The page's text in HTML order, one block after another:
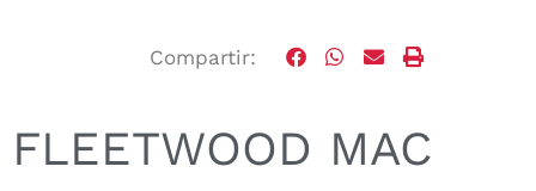
Compartir:
FLEETWOOD MAC